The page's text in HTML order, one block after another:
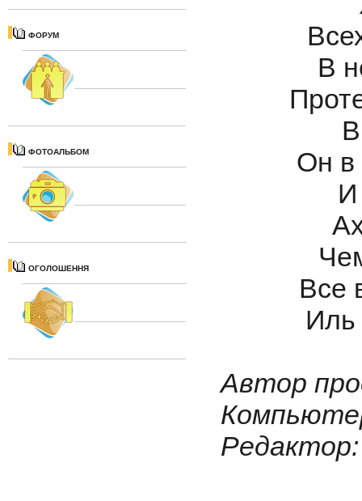
ФОРУМ
ФОТОАЛЬБОМ
ОГОЛОШЕННЯ
В
Он в
И
Все
Иль
Автор